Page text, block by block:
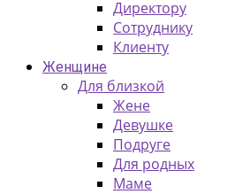
Директору
Сотруднику
Клиенту
Женщине
Для близкой
Жене
Девушке
Подруге
Для родных
Маме